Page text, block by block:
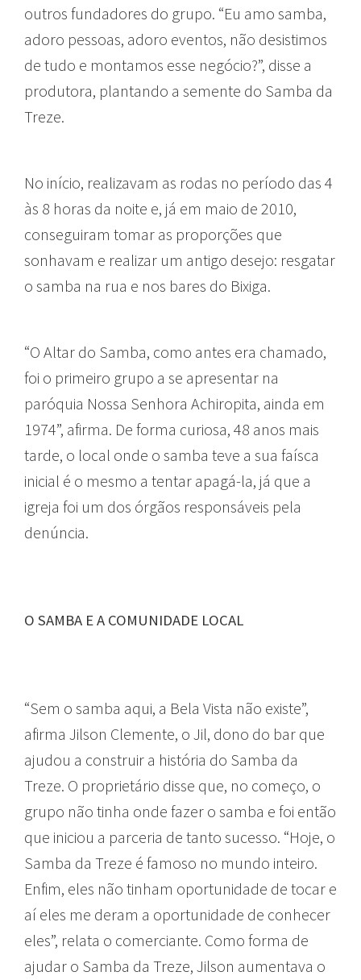
outros fundadores do grupo. “Eu amo samba,
adoro pessoas, adoro eventos, não desistimos
de tudo e montamos esse negócio?”, disse a
produtora, plantando a semente do Samba da
Treze.
No início, realizavam as rodas no período das 4
às 8 horas da noite e, já em maio de 2010,
conseguiram tomar as proporções que
sonhavam e realizar um antigo desejo: resgatar
o samba na rua e nos bares do Bixiga.
“O Altar do Samba, como antes era chamado,
foi o primeiro grupo a se apresentar na
paróquia Nossa Senhora Achiropita, ainda em
1974”, afirma. De forma curiosa, 48 anos mais
tarde, o local onde o samba teve a sua faísca
inicial é o mesmo a tentar apagá-la, já que a
igreja foi um dos órgãos responsáveis pela
denúncia.
O SAMBA E A COMUNIDADE LOCAL
“Sem o samba aqui, a Bela Vista não existe”,
afirma Jilson Clemente, o Jil, dono do bar que
ajudou a construir a história do Samba da
Treze. O proprietário disse que, no começo, o
grupo não tinha onde fazer o samba e foi então
que iniciou a parceria de tanto sucesso. “Hoje, o
Samba da Treze é famoso no mundo inteiro.
Enfim, eles não tinham oportunidade de tocar e
aí eles me deram a oportunidade de conhecer
eles”, relata o comerciante. Como forma de
ajudar o Samba da Treze, Jilson aumentava o